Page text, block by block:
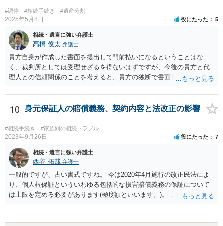
#調停 #相続手続き #遺産分割
2025年5月8日 役にたった 5
相続・遺言に強い弁護士
髙橋 俊太 弁護士
貴方自身が作成した書面を提出して門前払いになるということはな
く、裁判所としては受理せざるを得ないはずですが、今後の貴方と代
理人との信頼関係のことを考えると、貴方の独断で書面を提出したり
士が主張書面の提出を渋っているようですが、弁護士として提出の実
益がないと考えている可能性もあると思いますので、そのあたりも含
めて、弁護士見解を確認等するためによく打ち合わせた方がよいと思
います。単に面倒臭いということで書面提出をしないということであ
れば、当該弁護士との委任関係を修了した上で、貴方のほうで書面提
出することを検討なさった方がよいでしょう。
10 身元保証人の賠償義務、契約内容と法改正の影響
#相続手続き #家族間の相続トラブル
2023年9月26日 役にたった 7
相続・遺言に強い弁護士
西谷 拓哉 弁護士
一般的ですが、古い書式ですね。 今は2020年4月施行の改正民法によ
り、個人根保証といういわゆる包括的な損害賠償義務の保証について
は上限を定める必要があります(極度額といいます。)。 この書式にサ
り、会社側は請求できない可能性が高そうです。